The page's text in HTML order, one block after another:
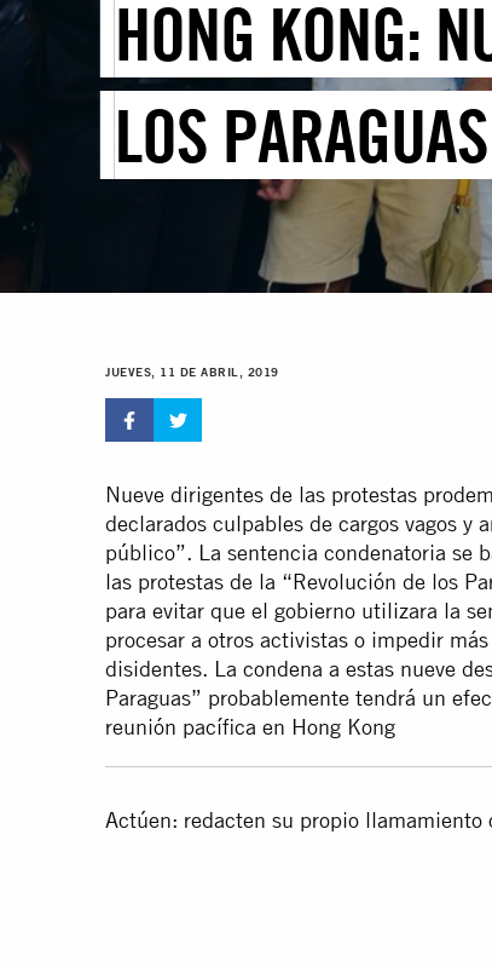
HONG KONG:
LOS
JUEVES, 11 DE ABRIL, 2019
Nueve dirigentes de las protestas
declarados culpables de cargos vagos y
público”. La sentencia condenatoria se
las protestas de la “Revolución de los
para evitar que el gobierno utilizara la
procesar a otros activistas o impedir
disidentes. La condena a estas nueve
Paraguas” probablemente tendrá un
reunión pacífica en Hong Kong
Actúen: redacten su propio